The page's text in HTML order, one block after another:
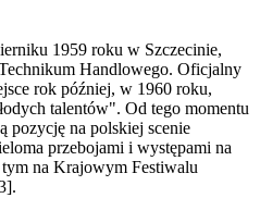
1959 roku w Szczecinie,
Handlowego. Oficjalny
rok później, w 1960 roku,
talentów". Od tego momentu
pozycję na polskiej scenie
przebojami i występami na
na Krajowym Festiwalu